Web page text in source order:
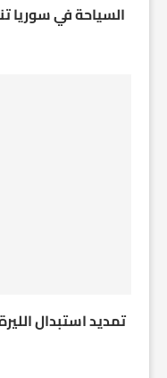
السياحة في سوريا
تمديد استبدال